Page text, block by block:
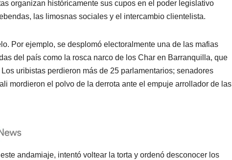
organizan históricamente sus cupos en el poder legislativo
las limosnas sociales y el intercambio clientelista.
Por ejemplo, se desplomó electoralmente una de las mafias
del país como la rosca narco de los Char en Barranquilla, que
uribistas perdieron más de 25 parlamentarios; senadores
mordieron el polvo de la derrota ante el empuje arrollador de las
andamiaje, intentó voltear la torta y ordenó desconocer los